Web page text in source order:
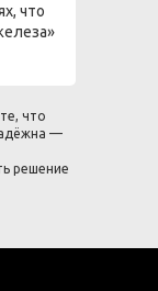
что
что
—
решение